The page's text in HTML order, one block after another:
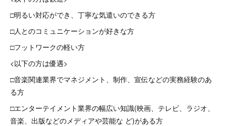
□明るい対応ができ、丁寧な気遣いのできる方
□人とのコミュニケーションが好きな方
□フットワークの軽い方
<以下の方は優遇>
□音楽関連業界でマネジメント、制作、宣伝などの実務経験のあ
る方
□エンターテイメント業界の幅広い知識(映画、テレビ、ラジオ、
音楽、出版などのメディアや芸能な ど)がある方